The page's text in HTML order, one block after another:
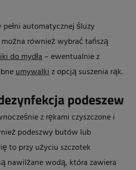
automatycznej śluzy
można również wybrać tańszą
do mydła– ewentualnie z
umywalkiz opcją suszenia rąk.
podeszew
z rękami czyszczone i
podeszwy butów lub
to przy użyciu szczotek
nawilżane wodą, która zawiera